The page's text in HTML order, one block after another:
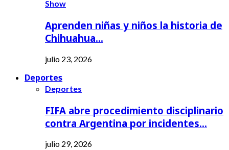
Show
Aprenden niñas y niños la historia de
Chihuahua…
julio 23, 2026
Deportes
Deportes
FIFA abre procedimiento disciplinario
contra Argentina por incidentes…
julio 29, 2026